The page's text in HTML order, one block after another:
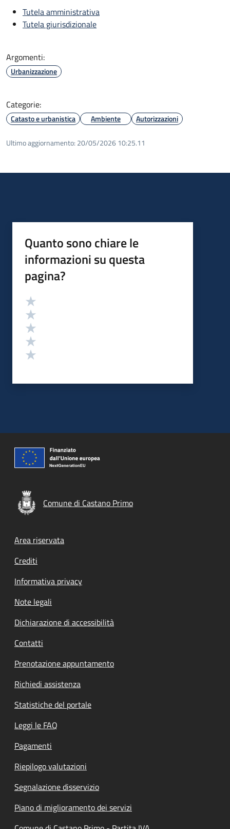
Tutela amministrativa
Tutela giurisdizionale
Argomenti:
Urbanizzazione
Categorie:
Catasto e urbanistica Ambiente Autorizzazioni
Ultimo aggiornamento: 20/05/2026 10:25.11
Quanto sono chiare le
informazioni su questa
pagina?
Valutazione
Comune di Castano Primo
Footer menu
Area riservata
Crediti
Informativa privacy
Note legali
Dichiarazione di accessibilità
Contatti
Prenotazione appuntamento
Richiedi assistenza
Statistiche del portale
Leggi le FAQ
Pagamenti
Riepilogo valutazioni
Segnalazione disservizio
Piano di miglioramento dei servizi